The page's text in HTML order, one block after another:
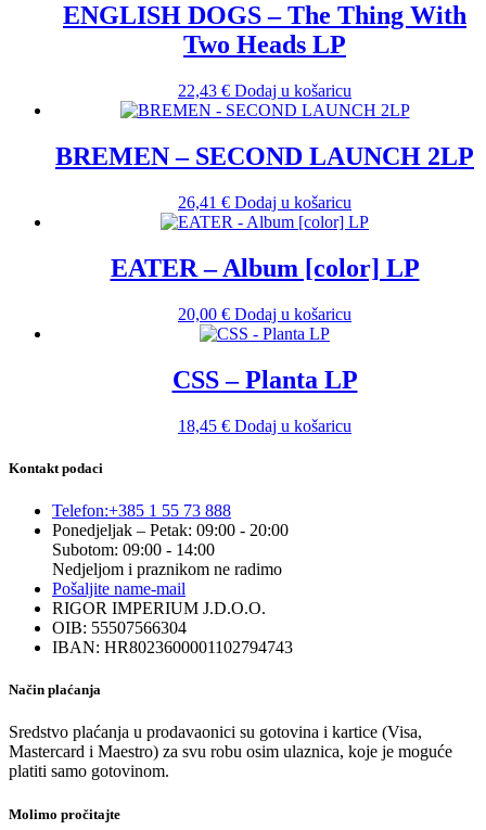
ENGLISH DOGS – The Thing With
Two Heads LP
22,43 € Dodaj u košaricu
BREMEN – SECOND LAUNCH 2LP
26,41 € Dodaj u košaricu
EATER – Album [color] LP
20,00 € Dodaj u košaricu
CSS – Planta LP
18,45 € Dodaj u košaricu
Kontakt podaci
Telefon:+385 1 55 73 888
Ponedjeljak – Petak: 09:00 - 20:00
Subotom: 09:00 - 14:00
Nedjeljom i praznikom ne radimo
Pošaljite name-mail
RIGOR IMPERIUM J.D.O.O.
OIB: 55507566304
IBAN: HR8023600001102794743
Način plaćanja
Sredstvo plaćanja u prodavaonici su gotovina i kartice (Visa,
Mastercard i Maestro) za svu robu osim ulaznica, koje je moguće
platiti samo gotovinom.
Molimo pročitajte